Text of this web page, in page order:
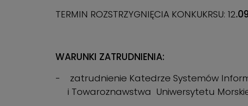
TERMIN ROZSTRZYGNIĘCIA KONKUKRSU: 12
WARUNKI ZATRUDNIENIA:
- zatrudnienie Katedrze Systemów
i Towaroznawstwa Uniwersytetu